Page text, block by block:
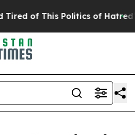
of This Politics of Hatred” The